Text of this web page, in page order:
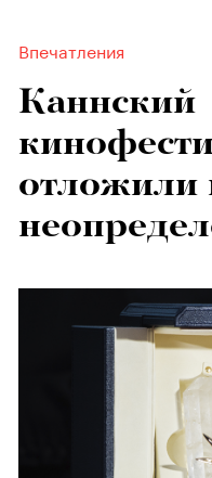
Впечатления
Каннский
отложили